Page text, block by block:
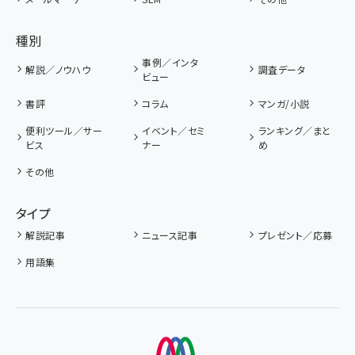
種別
解説／ノウハウ
事例／インタ
ビュー
調査データ
書評 コラム
マンガ/小説
便利ツール／サー
ビス
イベント／セミ
ナー
ランキング／まと
め
その他
タイプ
解説記事 ニュース記事
プレゼント／応募
用語集